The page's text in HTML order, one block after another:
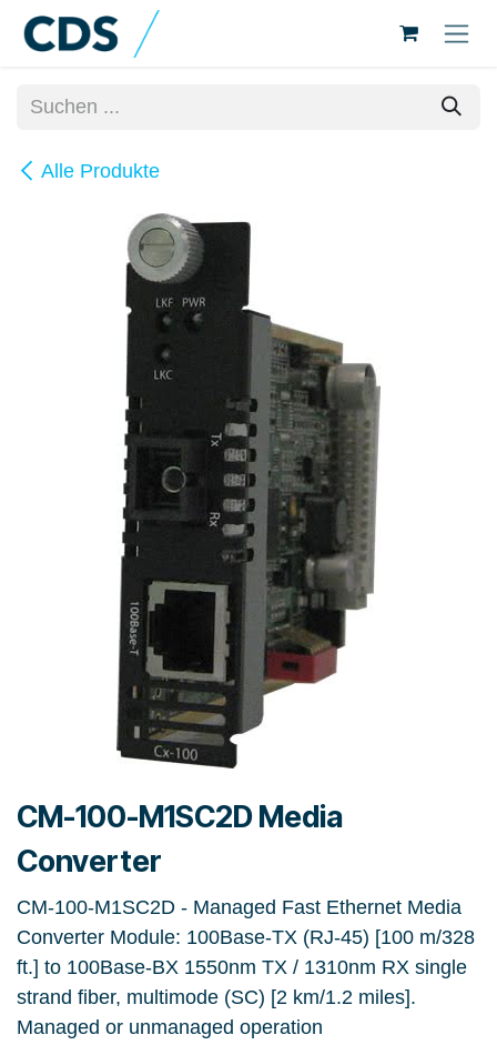
Zum Inhalt springen
Alle Produkte
CM-100-M1SC2D Media
Converter
CM-100-M1SC2D - Managed Fast Ethernet Media
Converter Module: 100Base-TX (RJ-45) [100 m/328
ft.] to 100Base-BX 1550nm TX / 1310nm RX single
strand fiber, multimode (SC) [2 km/1.2 miles].
Managed or unmanaged operation